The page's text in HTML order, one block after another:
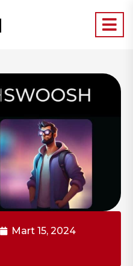
Mart 15, 2024